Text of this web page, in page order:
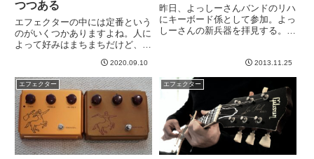
つつある
エフェクターの中には定番という
のがいくつかありますよね。人に
よって好みはまちまちだけど、多
機といって良いと思うのです。比
較的、新しめのエフェクターの中
では、Jan Rayなんかが「定番の
名機」の仲間入りしてる感...
2020.09.10
昨日、よっしーさんバンドのリハ
にキーボード係として参加。よっ
しーさんの新兵器を拝見する。
カッコいい。リハでも音色変化の
大きい曲がありましたが、いとも
簡単そうにスムーズに切り替わっ
2013.11.25
エフェクター エフェクター